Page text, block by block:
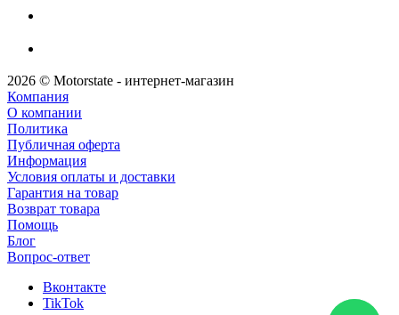
2026 © Motorstate - интернет-магазин
Компания
О компании
Политика
Публичная оферта
Информация
Условия оплаты и доставки
Гарантия на товар
Возврат товара
Помощь
Блог
Вопрос-ответ
Вконтакте
TikTok